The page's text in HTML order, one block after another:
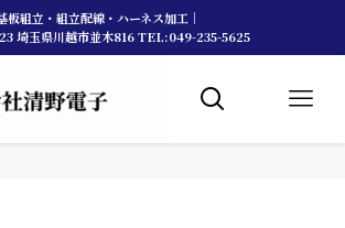
板組立・組立配線・ハーネス加工｜
埼玉県川越市並木816 TEL:049-235-5625